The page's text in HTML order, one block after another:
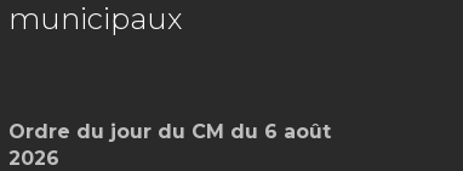
municipaux
Ordre du jour du CM du 6 août
2026